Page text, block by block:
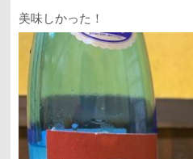
美味しかった！